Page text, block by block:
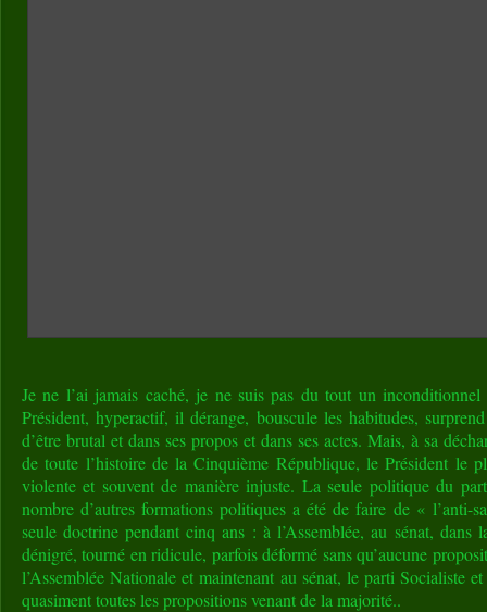
Je ne l’ai jamais caché, je ne suis pas du tout un
Président, hyperactif, il dérange, bouscule les habitudes,
d’être brutal et dans ses propos et dans ses actes. Mais, à sa
de toute l’histoire de la Cinquième République, le Président le
violente et souvent de manière injuste. La seule politique du
nombre d’autres formations politiques a été de faire de « l’anti-
seule doctrine pendant cinq ans : à l’Assemblée, au sénat, dans
dénigré, tourné en ridicule, parfois déformé sans qu’aucune
l’Assemblée Nationale et maintenant au sénat, le parti Socialiste
quasiment toutes les propositions venant de la majorité..